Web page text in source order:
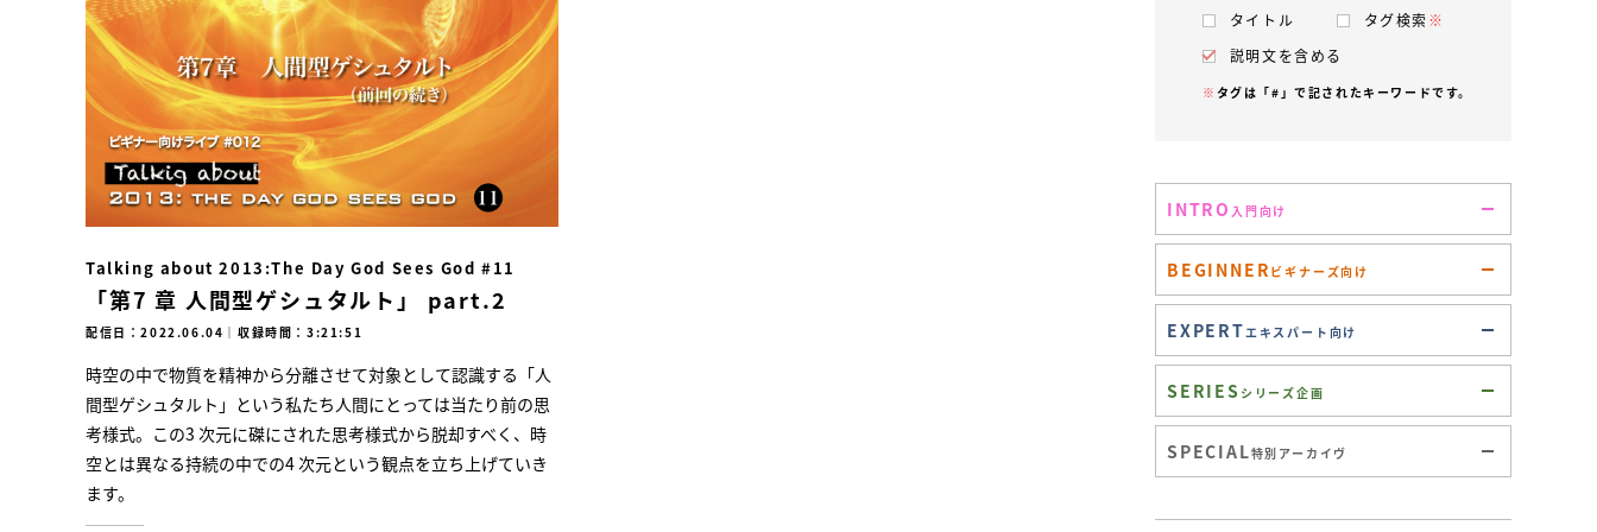
Talking about 2013:The Day God Sees God #11
「第7 章 人間型ゲシュタルト」 part.2
配信日：2022.06.04 ｜収録時間：3:21:51
時空の中で物質を精神から分離させて対象として認識する「人
間型ゲシュタルト」という私たち人間にとっては当たり前の思
考様式。この3 次元に磔にされた思考様式から脱却すべく、時
空とは異なる持続の中での4 次元という観点を立ち上げていき
ます。
タイトル タグ検索※
説明文を含める
※ タグは「#」で記されたキーワードです。
INTRO 入門向け
BEGINNER ビギナーズ向け
EXPERTエキスパート向け
SERIES シリーズ企画
SPECIAL特別アーカイヴ